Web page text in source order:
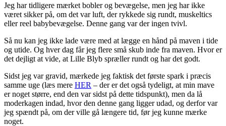
Jeg har tidligere mærket bobler og bevægelse, men jeg har ikke
været sikker på, om det var luft, der rykkede sig rundt, muskeltics
eller reel babybevægelse. Denne gang var der ingen tvivl.
Så nu kan jeg ikke lade være med at lægge en hånd på maven i tide
og utide. Og hver dag får jeg flere små skub inde fra maven. Hvor er
det dejligt at vide, at Lille Blyb spræller rundt og har det godt.
Sidst jeg var gravid, mærkede jeg faktisk det første spark i præcis
samme uge (læs mere HER – der er det også tydeligt, at min mave
er noget større, end den var sidst på dette tidspunkt), men da lå
moderkagen indad, hvor den denne gang ligger udad, og derfor var
jeg spændt på, om der ville gå længere tid, før jeg kunne mærke
noget.